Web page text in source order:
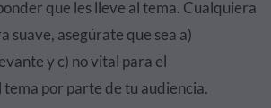
que les lleve al tema. Cualquiera
suave, asegúrate que sea a)
y c) no vital para el
por parte de tu audiencia.